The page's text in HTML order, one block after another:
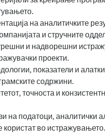
на аналитичките
и стручните
и надворешни
проекти.
показатели и
содржини.
точноста и
на податоци, аналитички
во истражувањето.